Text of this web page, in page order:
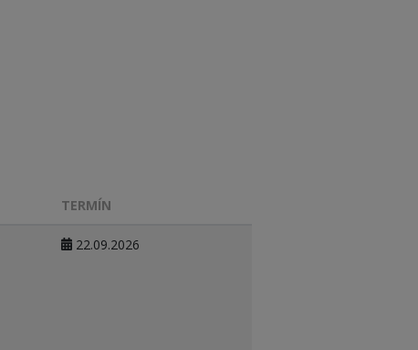
TERMÍN
22.09.2026